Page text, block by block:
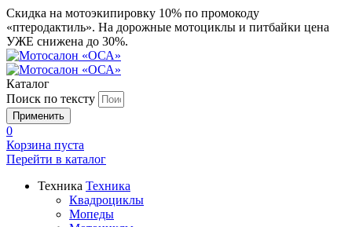
Скидка на мотоэкипировку 10% по промокоду
«птеродактиль». На дорожные мотоциклы и питбайки цена
УЖЕ снижена до 30%.
Каталог
Поиск по тексту
0
Корзина пуста
Перейти в каталог
Техника Техника
Квадроциклы
Мопеды